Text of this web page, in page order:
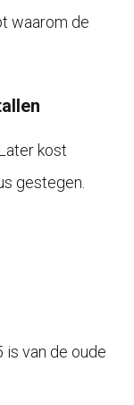
waarom de
kost
gestegen.
is van de oude